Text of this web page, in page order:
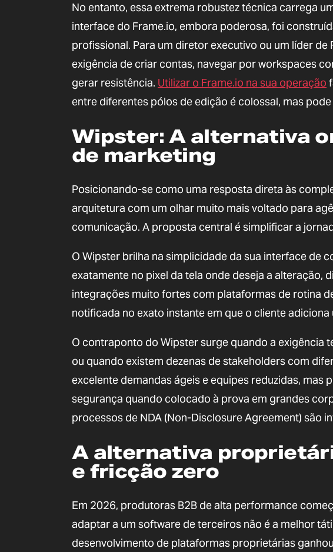
No entanto, essa extrema robustez técnica carrega
interface do Frame.io, embora poderosa, foi
profissional. Para um diretor executivo ou um líder
exigência de criar contas, navegar por workspaces
gerar resistência. Utilizar o Frame.io na sua operação
entre diferentes pólos de edição é colossal, mas
Wipster: A alternativa
de marketing
Posicionando-se como uma resposta direta às
arquitetura com um olhar muito mais voltado para
comunicação. A proposta central é simplificar a
O Wipster brilha na simplicidade da sua interface de
exatamente no pixel da tela onde deseja a alteração,
integrações muito fortes com plataformas de rotina
notificada no exato instante em que o cliente adiciona
O contraponto do Wipster surge quando a exigência
ou quando existem dezenas de stakeholders com
excelente demandas ágeis e equipes reduzidas,
segurança quando colocado à prova em grandes
processos de NDA (Non-Disclosure Agreement) são
A alternativa
e fricção zero
Em 2026, produtoras B2B de alta performance
adaptar a um software de terceiros não é a melhor
desenvolvimento de plataformas proprietárias